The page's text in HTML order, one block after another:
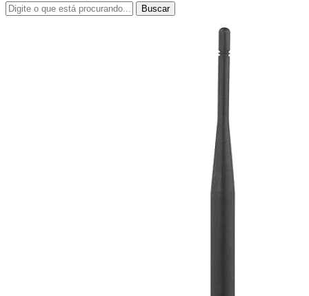
Buscar